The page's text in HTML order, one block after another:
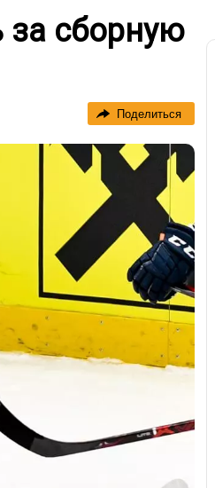
за сборную
Поделиться